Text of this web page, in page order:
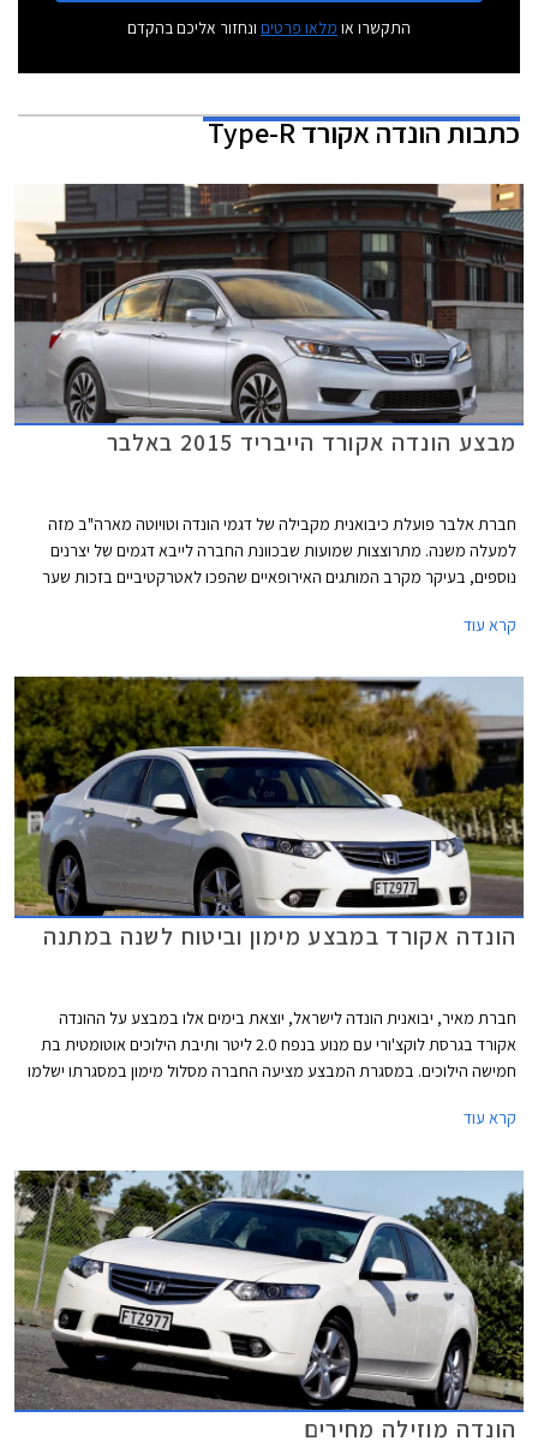
התקשרו או מלאו פרטים ונחזור אליכם בהקדם
כתבותהונדה אקורד Type-R
מבצע הונדה אקורד הייבריד 2015 באלבר
חברת אלבר פועלת כיבואנית מקבילה של דגמי הונדה וטויוטה מארה"ב מזה
למעלה משנה. מתרוצצות שמועות שבכוונת החברה לייבא דגמים של יצרנים
נוספים, בעיקר מקרב המותגים האירופאיים שהפכו לאטרקטיביים בזכות שער
עבור גרסת EX-L.
קרא עוד
הונדה אקורד במבצע מימון וביטוח לשנה במתנה
חברת מאיר, יבואנית הונדה לישראל, יוצאת בימים אלו במבצע על ההונדה
אקורד בגרסת לוקצ'ורי עם מנוע בנפח 2.0 ליטר ותיבת הילוכים אוטומטית בת
חמישה הילוכים. במסגרת המבצע מציעה החברה מסלול מימון במסגרתו ישלמו
החברה לכל הרוכשים ביטוח חובה ומקיף במתנה למשך שנה שלמה. המבצע
קרא עוד
הונדה מוזילה מחירים